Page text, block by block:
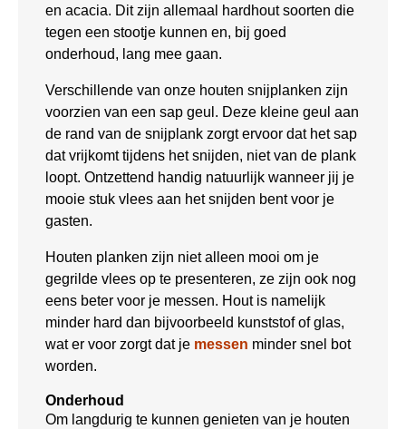
en acacia. Dit zijn allemaal hardhout soorten die
tegen een stootje kunnen en, bij goed
onderhoud, lang mee gaan.
Verschillende van onze houten snijplanken zijn
voorzien van een sap geul. Deze kleine geul aan
de rand van de snijplank zorgt ervoor dat het sap
dat vrijkomt tijdens het snijden, niet van de plank
loopt. Ontzettend handig natuurlijk wanneer jij je
mooie stuk vlees aan het snijden bent voor je
gasten.
Houten planken zijn niet alleen mooi om je
gegrilde vlees op te presenteren, ze zijn ook nog
eens beter voor je messen. Hout is namelijk
minder hard dan bijvoorbeeld kunststof of glas,
wat er voor zorgt dat je messen minder snel bot
worden.
Onderhoud
Om langdurig te kunnen genieten van je houten